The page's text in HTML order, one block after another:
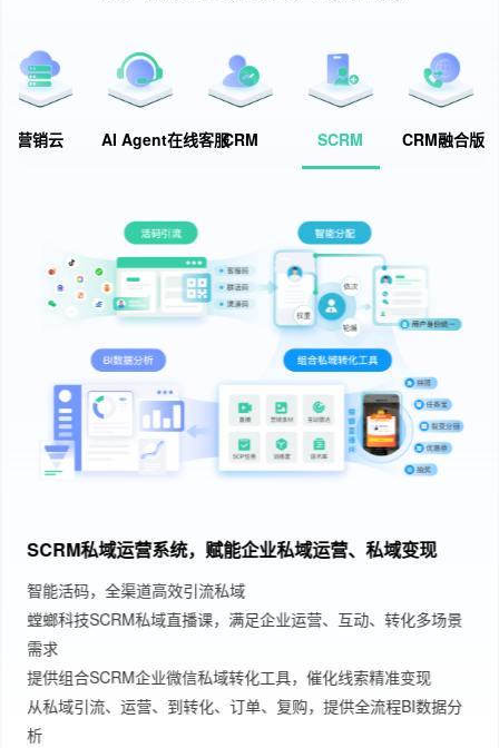
营销云 AI Agent在线客服CRM SCRM CRM融合版
SCRM私域运营系统，赋能企业私域运营、私域变现
智能活码，全渠道高效引流私域SCRM私域管理系统
螳螂科技SCRM私域直播课，满足企业运营、互动、转化多场景
需求
提供组合SCRM企业微信私域转化工具，催化线索精准变现
从私域引流、运营、到转化、订单、复购，提供全流程BI数据分
析